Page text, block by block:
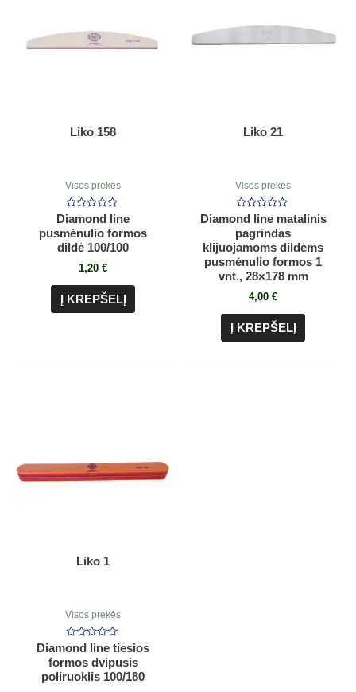
Liko 158
Visos prekės
Įvertinimas:
0
iš
5
Diamond line
pusmėnulio formos
dildė 100/100
1,20 €
Į KREPŠELĮ
Liko 21
Visos prekės
Įvertinimas:
0
iš
5
Diamond line matalinis
pagrindas
klijuojamoms dildėms
pusmėnulio formos 1
vnt., 28×178 mm
4,00 €
Į KREPŠELĮ
Liko 1
Visos prekės
Įvertinimas:
0
iš
5
Diamond line tiesios
formos dvipusis
poliruoklis 100/180